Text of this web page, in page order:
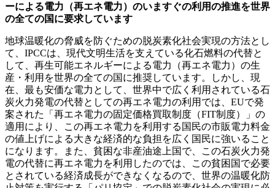
ーによる電力（再エネ電力）のいますぐの利用の推進を世界
の全ての国に要求しています
地球温暖化の脅威を防ぐための脱炭素化社会実現の方法とし
て、IPCCは、現代文明生活を支えている化石燃料の代替と
して、再生可能エネルギーによる電力（再エネ電力）の生
産・利用を世界の全ての国に推奨しています。しかし、現
在、最も安価な電力として、世界中で広く利用されている石
炭火力発電の代替としての再エネ電力の利用では、EUで発
案された「再エネ電力の固定価格買取制度（FIT制度）」の
適用により、この再エネ電力を利用する国民の市販電力料金
の値上げによる大きな経済的な負担を広く国民に強いること
になります。また、貧困な非産油途上国で、この石炭火力発
電の代替に再エネ電力を利用したのでは、この貧困国で必要
とされている経済成長ができなくなるので、世界の温暖化防